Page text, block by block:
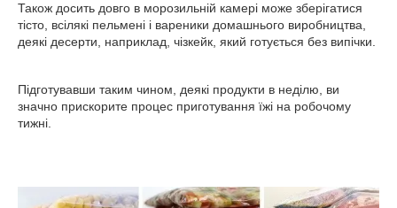
Також досить довго в морозильній камері може зберігатися
тісто, всілякі пельмені і вареники домашнього виробництва,
деякі десерти, наприклад, чізкейк, який готується без випічки.
Підготувавши таким чином, деякі продукти в неділю, ви
значно прискорите процес приготування їжі на робочому
тижні.